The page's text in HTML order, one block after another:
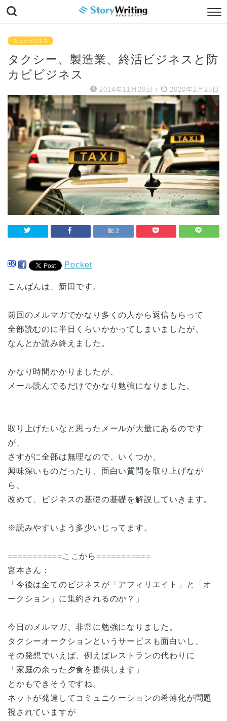
ネットビジネス
タクシー、製造業、終活ビジネスと防
カビビジネス
2014年11月20日 / 2020年2月25日
2
Pocket
こんばんは、新田です。
前回のメルマガでかなり多くの人から返信もらって
全部読むのに半日くらいかかってしまいましたが、
なんとか読み終えました。
かなり時間かかりましたが、
メール読んでるだけでかなり勉強になりました。
取り上げたいなと思ったメールが大量にあるのです
が、
さすがに全部は無理なので、いくつか、
興味深いものだったり、面白い質問を取り上げなが
ら、
改めて、ビジネスの基礎の基礎を解説していきます。
※読みやすいよう多少いじってます。
===========ここから===========
宮本さん：
「今後は全てのビジネスが「アフィリエイト」と「オ
ークション」に集約されるのか？」
今日のメルマガ、非常に勉強になりました。
タクシーオークションというサービスも面白いし、
その発想でいえば、例えばレストランの代わりに
「家庭の余った夕食を提供します」
とかもできそうですね。
ネットが発達してコミュニケーションの希薄化が問題
視されていますが